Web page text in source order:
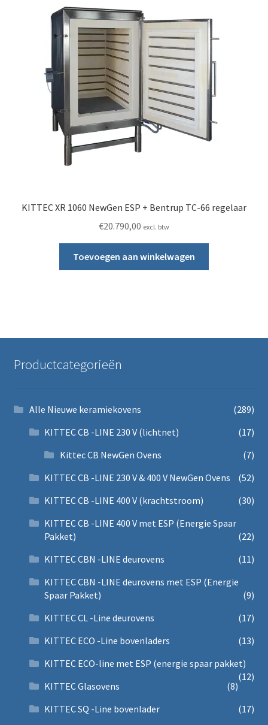
KITTEC XR 1060 NewGen ESP + Bentrup TC-66 regelaar
€20.790,00 excl. btw
Toevoegen aan winkelwagen
Productcategorieën
Alle Nieuwe keramiekovens
(289)
KITTEC CB -LINE 230 V (lichtnet)
(17)
Kittec CB NewGen Ovens
(7)
KITTEC CB -LINE 230 V & 400 V NewGen Ovens
(52)
KITTEC CB -LINE 400 V (krachtstroom)
(30)
KITTEC CB -LINE 400 V met ESP (Energie Spaar
Pakket)
(22)
KITTEC CBN -LINE deurovens
(11)
KITTEC CBN -LINE deurovens met ESP (Energie
Spaar Pakket)
(9)
KITTEC CL -Line deurovens
(17)
KITTEC ECO -Line bovenladers
(13)
KITTEC ECO-line met ESP (energie spaar pakket)
(12)
KITTEC Glasovens
(8)
KITTEC SQ -Line bovenlader
(17)